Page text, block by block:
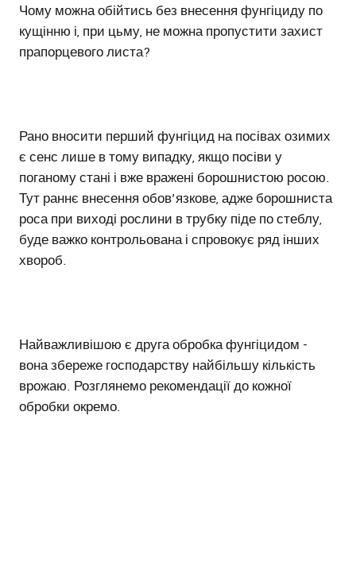
Чому можна обійтись без внесення фунгіциду по
кущінню і, при цьму, не можна пропустити захист
прапорцевого листа?
Рано вносити перший фунгіцид на посівах озимих
є сенс лише в тому випадку, якщо посіви у
поганому стані і вже вражені борошнистою росою.
Тут раннє внесення обов’язкове, адже борошниста
роса при виході рослини в трубку піде по стеблу,
буде важко контрольована і спровокує ряд інших
хвороб.
Найважливішою є друга обробка фунгіцидом -
вона збереже господарству найбільшу кількість
врожаю. Розглянемо рекомендації до кожної
обробки окремо.